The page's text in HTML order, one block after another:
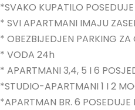
*SVAKO KUPATILO
* SVI APARTMANI IMAJU
* OBEZBIJEDJEN PARKING
* VODA 24h
* APARTMANI 3,4, 5 I 6
*STUDIO-APARTMANI 1 I 2
*APARTMAN BR. 6 POSEDUJE